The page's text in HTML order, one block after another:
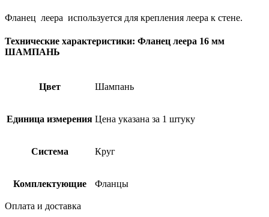
Фланец леера используется для крепления леера к стене.
Технические характеристики: Фланец леера 16 мм
ШАМПАНЬ
Цвет Шампань
Единица измерения Цена указана за 1 штуку
Система Круг
Комплектующие Фланцы
Оплата и доставка